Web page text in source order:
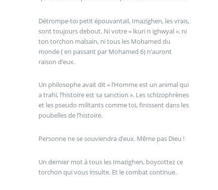
Détrompe-toi petit épouvantail, Imazighen, les vrais,
sont toujours debout. Ni votre « lkuri n ighwyal », ni
ton torchon malsain, ni tous les Mohamed du
monde ( en passant par Mohamed 6) n’auront
raison d’eux.
Un philosophe avait dit « l’Homme est un animal qui
a trahi, l’histoire est sa sanction ». Les schizophrènes
et les pseudo militants comme toi, finissent dans les
poubelles de l’histoire.
Personne ne se souviendra d’eux. Même pas Dieu !
Un dernier mot à tous les Imazighen, boycottez ce
torchon qui vous insulte. Et le combat continue.